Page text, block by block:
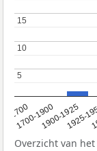
<1700
1700-19001900-1925
1925-
5
5
10
10
15
15
Overzicht van